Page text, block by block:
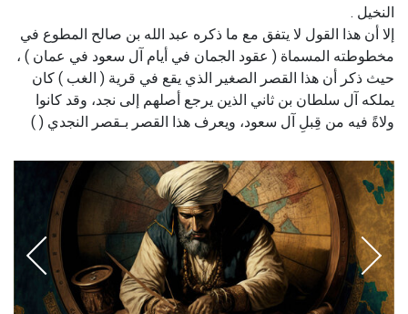
النخيل .
إلا أن هذا القول لا يتفق مع ما ذكره عبد الله بن صالح المطوع في
مخطوطته المسماة ( عقود الجمان في أيام آل سعود في عمان ) ،
حيث ذكر أن هذا القصر الصغير الذي يقع في قرية ( الغب ) كان
يملكه آل سلطان بن ثاني الذين يرجع أصلهم إلى نجد، وقد كانوا
ولاةً فيه من قِبلِ آل سعود، ويعرف هذا القصر بـقصر النجدي ( )